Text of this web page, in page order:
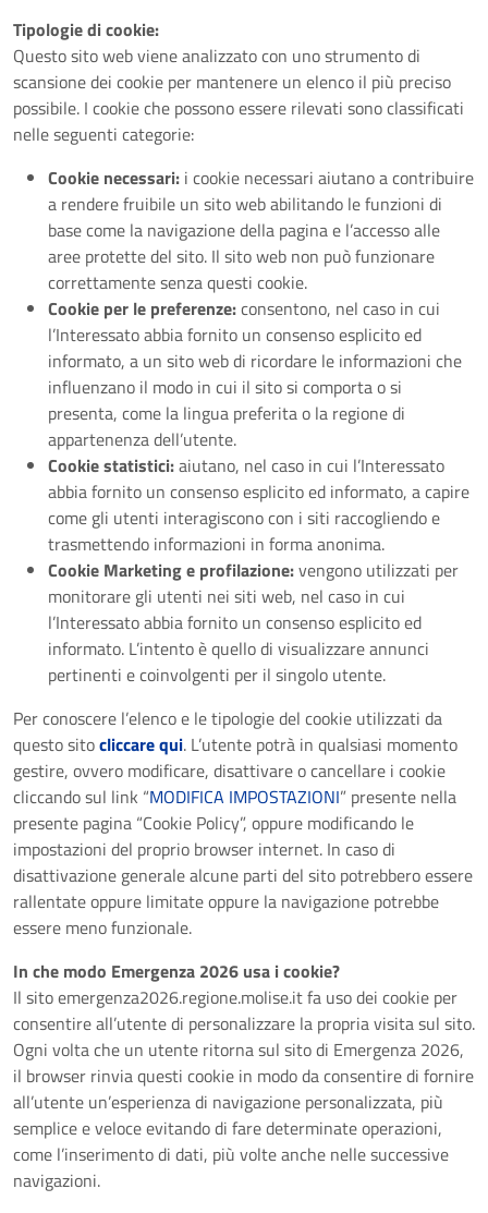
Tipologie di cookie:
Questo sito web viene analizzato con uno strumento di
scansione dei cookie per mantenere un elenco il più preciso
possibile. I cookie che possono essere rilevati sono classificati
nelle seguenti categorie:
Cookie necessari: i cookie necessari aiutano a contribuire
a rendere fruibile un sito web abilitando le funzioni di
base come la navigazione della pagina e l’accesso alle
aree protette del sito. Il sito web non può funzionare
correttamente senza questi cookie.
Cookie per le preferenze:consentono, nel caso in cui
l’Interessato abbia fornito un consenso esplicito ed
informato, a un sito web di ricordare le informazioni che
influenzano il modo in cui il sito si comporta o si
presenta, come la lingua preferita o la regione di
appartenenza dell’utente.
Cookie statistici:aiutano, nel caso in cui l’Interessato
abbia fornito un consenso esplicito ed informato, a capire
come gli utenti interagiscono con i siti raccogliendo e
trasmettendo informazioni in forma anonima.
Cookie Marketing e profilazione:vengono utilizzati per
monitorare gli utenti nei siti web, nel caso in cui
l’Interessato abbia fornito un consenso esplicito ed
informato. L’intento è quello di visualizzare annunci
pertinenti e coinvolgenti per il singolo utente.
Per conoscere l’elenco e le tipologie del cookie utilizzati da
questo sitocliccare qui. L’utente potrà in qualsiasi momento
gestire, ovvero modificare, disattivare o cancellare i cookie
cliccando sul link “MODIFICA IMPOSTAZIONI” presente nella
presente pagina “Cookie Policy”, oppure modificando le
impostazioni del proprio browser internet. In caso di
disattivazione generale alcune parti del sito potrebbero essere
rallentate oppure limitate oppure la navigazione potrebbe
essere meno funzionale.
In che modo Emergenza 2026 usa i cookie?
Il sito emergenza2026.regione.molise.it fa uso dei cookie per
consentire all’utente di personalizzare la propria visita sul sito.
Ogni volta che un utente ritorna sul sito di Emergenza 2026,
il browser rinvia questi cookie in modo da consentire di fornire
all’utente un’esperienza di navigazione personalizzata, più
semplice e veloce evitando di fare determinate operazioni,
come l’inserimento di dati, più volte anche nelle successive
navigazioni.